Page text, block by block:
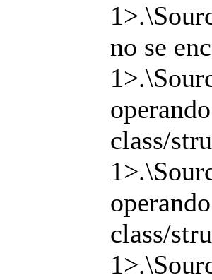
no se
class/
class/